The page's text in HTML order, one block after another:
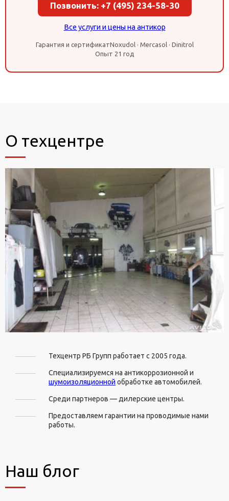
Позвонить: +7 (495) 234-58-30
Все услуги и цены на антикор
Гарантия и сертификатNoxudol · Mercasol · Dinitrol
Опыт 21 год
О техцентре
Техцентр РБ Групп работает с 2005 года.
Специализируемся на антикоррозионной и
шумоизоляционной обработке автомобилей.
Среди партнеров — дилерские центры.
Предоставляем гарантии на проводимые нами
работы.
Наш блог